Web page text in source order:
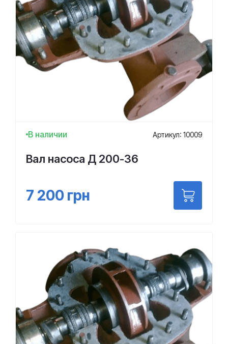
В наличии Артикул: 10009
Вал насоса Д 200-36
7 200 грн